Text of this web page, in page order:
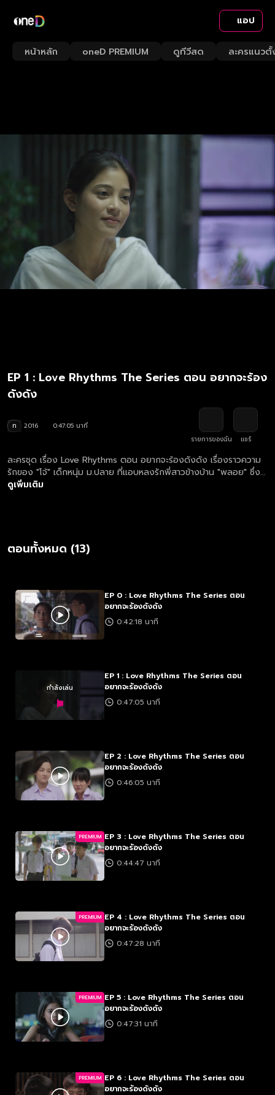
แอป
หน้าหลัก oneD PREMIUM ดูทีวีสด ละครแนวตั้
EP 1 : Love Rhythms The Series ตอน อยากจะร้อง
ดังดัง
ท 2016
0:47:05 นาที
รายการของฉัน
แชร์
ละครชุด เรื่อง Love Rhythms ตอน อยากจะร้องดังดัง เรื่องราวความ
รักของ "โจ้" เด็กหนุ่ม ม.ปลาย ที่แอบหลงรักพี่สาวข้างบ้าน "พลอย" ซึ่ง
หลงใหลในดนตรีร็อคยุค 2000 เพราะอยากจะพิชิตใจเธอ โจ้เลยตัดสินใจ
กลับมาโลดแล่นให้ผู้ชมได้หายคิดถึงอีกครั้ง...
ดูเพิ่มเติม
ตอนทั้งหมด (13)
EP 0 : Love Rhythms The Series ตอน
อยากจะร้องดังดัง
0:42:18 นาที
กำลังเล่น
EP 1 : Love Rhythms The Series ตอน
อยากจะร้องดังดัง
0:47:05 นาที
EP 2 : Love Rhythms The Series ตอน
อยากจะร้องดังดัง
0:46:05 นาที
PREMIUM EP 3 : Love Rhythms The Series ตอน
อยากจะร้องดังดัง
0:44:47 นาที
PREMIUM EP 4 : Love Rhythms The Series ตอน
อยากจะร้องดังดัง
0:47:28 นาที
PREMIUM EP 5 : Love Rhythms The Series ตอน
อยากจะร้องดังดัง
0:47:31 นาที
PREMIUM EP 6 : Love Rhythms The Series ตอน
อยากจะร้องดังดัง